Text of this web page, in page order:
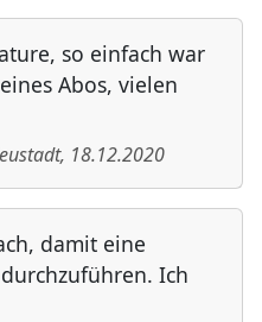
so einfach war
Abos, vielen
, 18.12.2020
damit eine
Ich